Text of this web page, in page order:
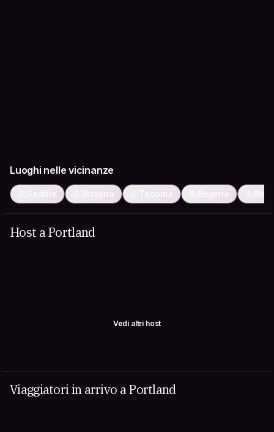
Luoghi nelle vicinanze
Seattle Victoria Tacoma Eugene
Host a Portland
Vedi altri host
Viaggiatori in arrivo a Portland